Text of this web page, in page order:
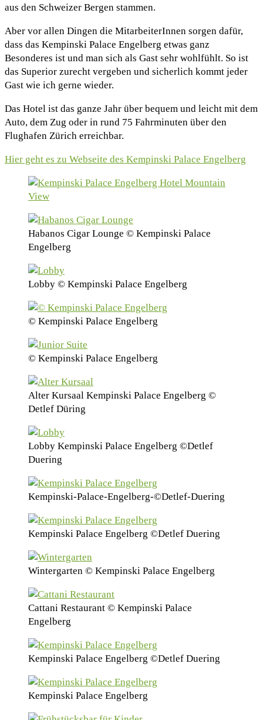
aus den Schweizer Bergen stammen.
Aber vor allen Dingen die MitarbeiterInnen sorgen dafür,
dass das Kempinski Palace Engelberg etwas ganz
Besonderes ist und man sich als Gast sehr wohlfühlt. So ist
das Superior zurecht vergeben und sicherlich kommt jeder
Gast wie ich gerne wieder.
Das Hotel ist das ganze Jahr über bequem und leicht mit dem
Auto, dem Zug oder in rund 75 Fahrminuten über den
Flughafen Zürich erreichbar.
Hier geht es zu Webseite des Kempinski Palace Engelberg
Habanos Cigar Lounge © Kempinski Palace
Engelberg
Lobby © Kempinski Palace Engelberg
© Kempinski Palace Engelberg
© Kempinski Palace Engelberg
Alter Kursaal Kempinski Palace Engelberg ©
Detlef Düring
Lobby Kempinski Palace Engelberg ©Detlef
Duering
Kempinski-Palace-Engelberg-©Detlef-Duering
Kempinski Palace Engelberg ©Detlef Duering
Wintergarten © Kempinski Palace Engelberg
Cattani Restaurant © Kempinski Palace
Engelberg
Kempinski Palace Engelberg ©Detlef Duering
Kempinski Palace Engelberg